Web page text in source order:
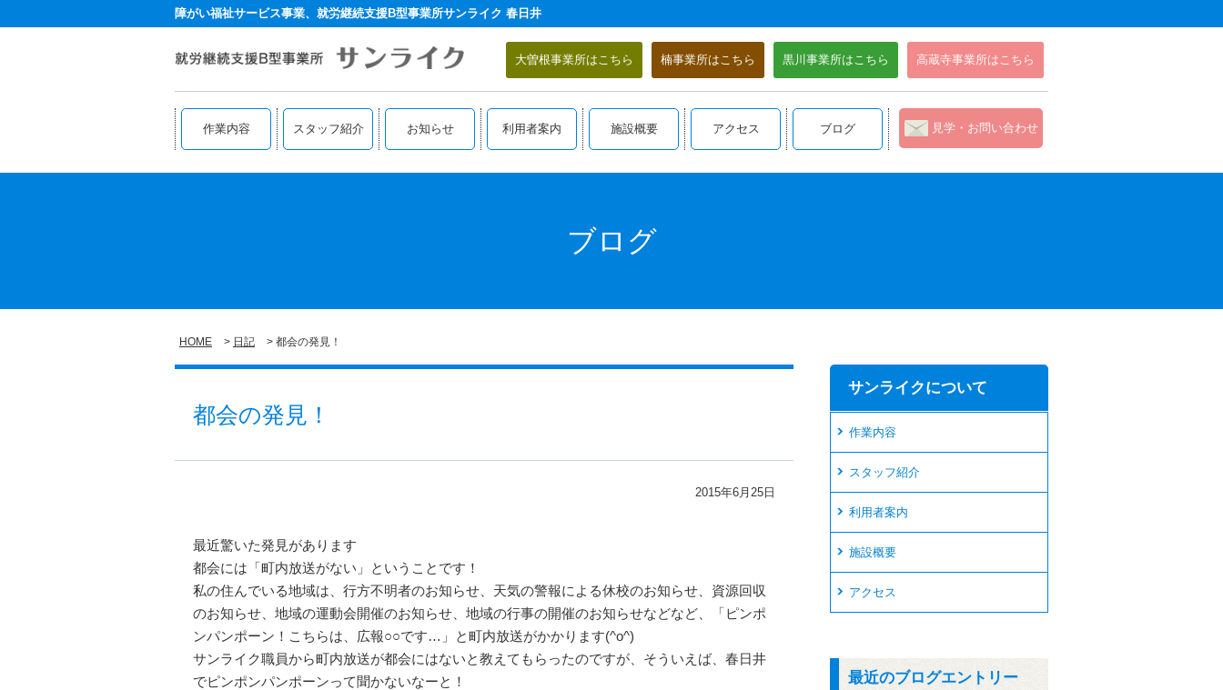
障がい福祉サービス事業、就労継続支援B型事業所サンライク 春日井
高蔵寺事業所はこちら
黒川事業所はこちら
楠事業所はこちら
大曽根事業所はこちら
作業内容 スタッフ紹介 お知らせ 利用者案内 施設概要 アクセス ブログ 見学・お問い合わせ
ブログ
HOME 日記 都会の発見！
都会の発見！
2015年6月25日
最近驚いた発見があります
都会には「町内放送がない」ということです！
私の住んでいる地域は、行方不明者のお知らせ、天気の警報による休校のお知らせ、資源回収
のお知らせ、地域の運動会開催のお知らせ、地域の行事の開催のお知らせなどなど、「ピンポ
ンパンポーン！こちらは、広報○○です…」と町内放送がかかります(^o^)
サンライク職員から町内放送が都会にはないと教えてもらったのですが、そういえば、春日井
でピンポンパンポーンって聞かないなーと！
サンライクについて
作業内容
スタッフ紹介
利用者案内
施設概要
アクセス
最近のブログエントリー